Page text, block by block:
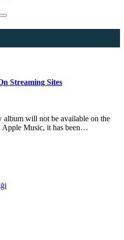
Streaming Sites
album will not be available on the
Apple Music, it has been…